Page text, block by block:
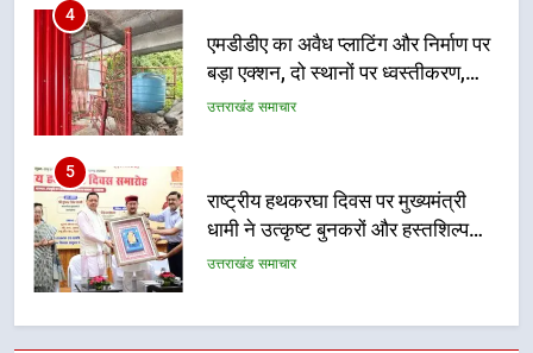
5
राष्ट्रीय हथकरघा दिवस पर मुख्यमंत्री
धामी ने उत्कृष्ट बुनकरों और हस्तशिल्प
कारीगरों को किया सम्मानित
उत्तराखंड समाचार
6
उत्तराखंड कांग्रेस में बड़ा संगठनात्मक
फेरबदल, नई कार्यकारिणी और समितियों
का गठन
उत्तराखंड समाचार
7